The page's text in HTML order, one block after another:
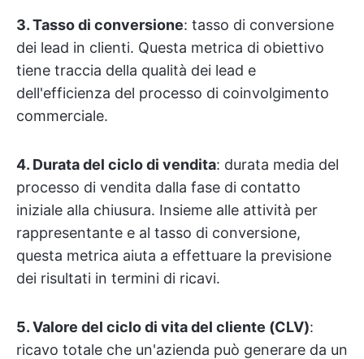
3. Tasso di conversione: tasso di conversione
dei lead in clienti. Questa metrica di obiettivo
tiene traccia della qualità dei lead e
dell'efficienza del processo di coinvolgimento
commerciale.
4. Durata del ciclo di vendita: durata media del
processo di vendita dalla fase di contatto
iniziale alla chiusura. Insieme alle attività per
rappresentante e al tasso di conversione,
questa metrica aiuta a effettuare la previsione
dei risultati in termini di ricavi.
5. Valore del ciclo di vita del cliente (CLV):
ricavo totale che un'azienda può generare da un